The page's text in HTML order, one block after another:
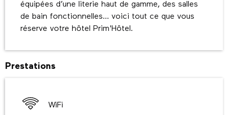
équipées d’une literie haut de gamme, des salles
de bain fonctionnelles… voici tout ce que vous
réserve votre hôtel Prim'Hôtel.
Prestations
WiFi